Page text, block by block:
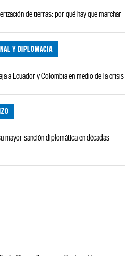
de tierras: por qué hay que marchar
Y DIPLOMACIA
a Ecuador y Colombia en medio de la crisis
mayor sanción diplomática en décadas